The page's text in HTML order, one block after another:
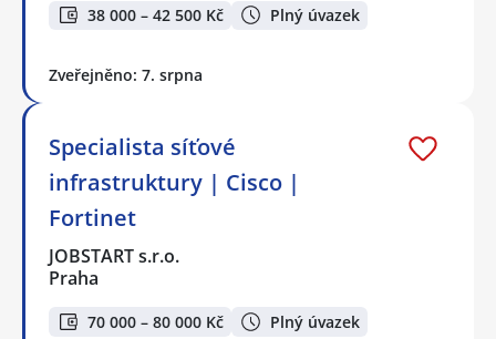
38 000 – 42 500 Kč Plný úvazek
Zveřejněno: 7. srpna
Specialista síťové
infrastruktury | Cisco |
Fortinet
JOBSTART s.r.o.
Praha
70 000 – 80 000 Kč Plný úvazek